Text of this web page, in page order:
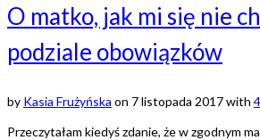
O matko, jak mi się nie
podziale obowiązków
by Kasia Frużyńska on 7 listopada 2017with
Przeczytałam kiedyś zdanie, że w zgodnym